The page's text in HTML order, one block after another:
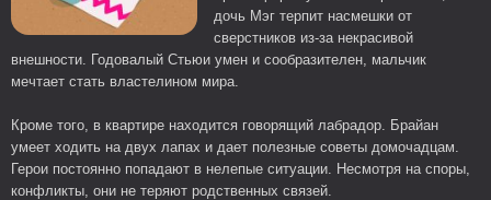
дочь Мэг терпит насмешки от
сверстников из-за некрасивой
внешности. Годовалый Стьюи умен и сообразителен, мальчик
мечтает стать властелином мира.
Кроме того, в квартире находится говорящий лабрадор. Брайан
умеет ходить на двух лапах и дает полезные советы домочадцам.
Герои постоянно попадают в нелепые ситуации. Несмотря на споры,
конфликты, они не теряют родственных связей.